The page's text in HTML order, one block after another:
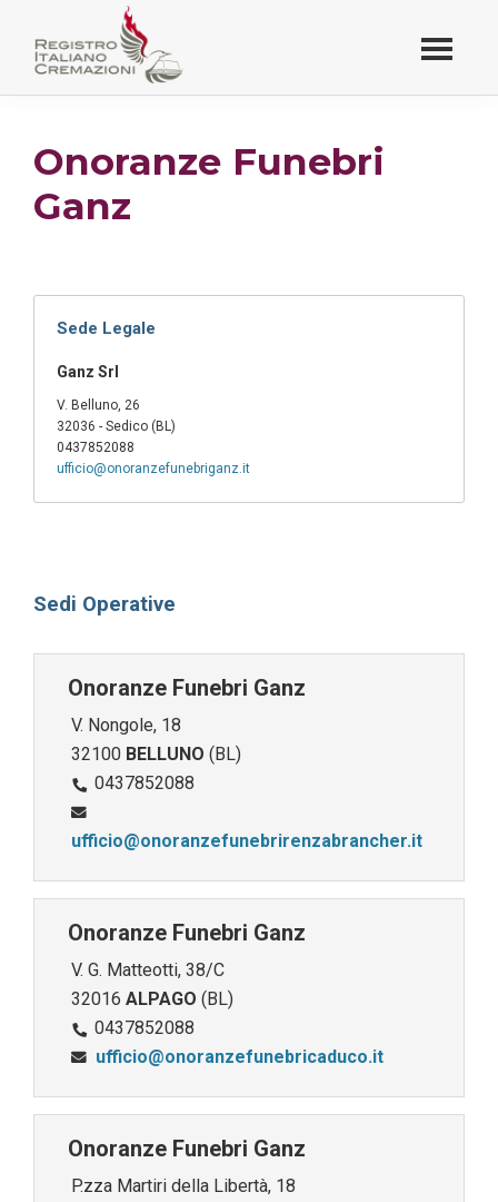
contenuto
principaleRegistro Italiano
Onoranze Funebri
Ganz
Sede Legale
Ganz Srl
V. Belluno, 26
32036 - Sedico (BL)
0437852088
ufficio@onoranzefunebriganz.it
Sedi Operative
Onoranze Funebri Ganz
V. Nongole, 18
32100 BELLUNO (BL)
0437852088
ufficio@onoranzefunebrirenzabrancher.it
Onoranze Funebri Ganz
V. G. Matteotti, 38/C
32016 ALPAGO (BL)
0437852088
ufficio@onoranzefunebricaduco.it
Onoranze Funebri Ganz
P.zza Martiri della Libertà, 18